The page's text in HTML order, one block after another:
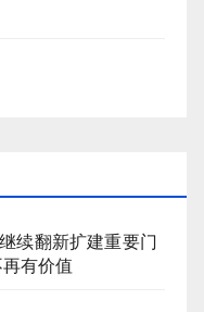
续翻新扩建重要门
有价值